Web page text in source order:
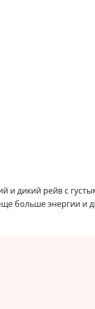
и дикий рейв с
больше энергии